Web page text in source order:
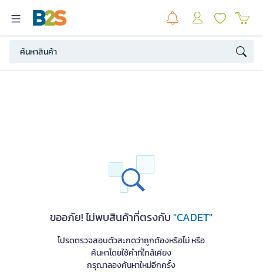
ขออภัย! ไม่พบสินค้าที่ตรงกับ"CADET"
โปรดตรวจสอบตัวสะกดว่าถูกต้องหรือไม่ หรือ
ค้นหาโดยใช้คำที่ใกล้เคียง
กรุณาลองค้นหาใหม่อีกครั้ง